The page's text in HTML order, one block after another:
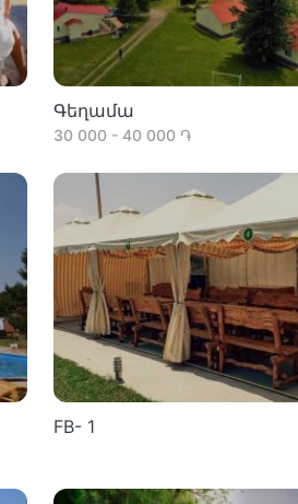
Գեղամա
30 000 - 40 000 ֏
FB- 1